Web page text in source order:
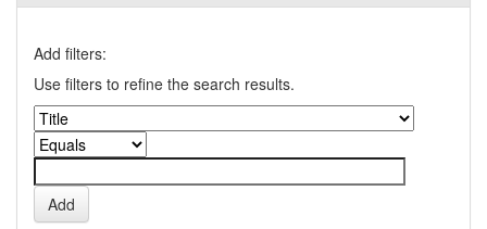
Add filters:
Use filters to refine the search results.